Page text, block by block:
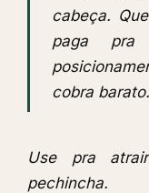
cabeça.
paga
cobra
Use pra
pechincha.